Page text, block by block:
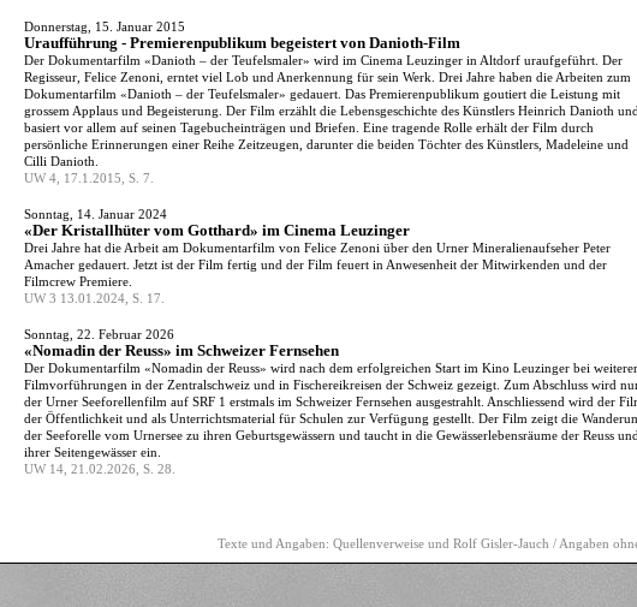
Donnerstag, 15. Januar 2015
Uraufführung - Premierenpublikum begeistert von Danioth-Film
Der Dokumentarfilm «Danioth – der Teufelsmaler» wird im Cinema Leuzinger in Altdorf uraufgeführt. Der
Regisseur, Felice Zenoni, erntet viel Lob und Anerkennung für sein Werk. Drei Jahre haben die Arbeiten zum
Dokumentarfilm «Danioth – der Teufelsmaler» gedauert. Das Premierenpublikum goutiert die Leistung mit
grossem Applaus und Begeisterung. Der Film erzählt die Lebensgeschichte des Künstlers Heinrich Danioth
basiert vor allem auf seinen Tagebucheinträgen und Briefen. Eine tragende Rolle erhält der Film durch
persönliche Erinnerungen einer Reihe Zeitzeugen, darunter die beiden Töchter des Künstlers, Madeleine und
Cilli Danioth.
UW 4, 17.1.2015, S. 7.
Sonntag, 14. Januar 2024
«Der Kristallhüter vom Gotthard» im Cinema Leuzinger
Drei Jahre hat die Arbeit am Dokumentarfilm von Felice Zenoni über den Urner Mineralienaufseher Peter
Amacher gedauert. Jetzt ist der Film fertig und der Film feuert in Anwesenheit der Mitwirkenden und der
Filmcrew Premiere.
UW 3 13.01.2024, S. 17.
Sonntag, 22. Februar 2026
«Nomadin der Reuss» im Schweizer Fernsehen
Der Dokumentarfilm «Nomadin der Reuss» wird nach dem erfolgreichen Start im Kino Leuzinger bei
Filmvorführungen in der Zentralschweiz und in Fischereikreisen der Schweiz gezeigt. Zum Abschluss wird
der Urner Seeforellenfilm auf SRF 1 erstmals im Schweizer Fernsehen ausgestrahlt. Anschliessend wird der
der Öffentlichkeit und als Unterrichtsmaterial für Schulen zur Verfügung gestellt. Der Film zeigt die
der Seeforelle vom Urnersee zu ihren Geburtsgewässern und taucht in die Gewässerlebensräume der Reuss
ihrer Seitengewässer ein.
UW 14, 21.02.2026, S. 28.
Texte und Angaben: Quellenverweise und Rolf Gisler-Jauch / Angaben